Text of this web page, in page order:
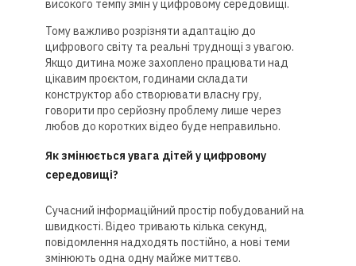
високого темпу змін у цифровому середовищі.
Тому важливо розрізняти адаптацію до
цифрового світу та реальні труднощі з увагою.
Якщо дитина може захоплено працювати над
цікавим проєктом, годинами складати
конструктор або створювати власну гру,
говорити про серйозну проблему лише через
любов до коротких відео буде неправильно.
Як змінюється увага дітей у цифровому
середовищі?
Сучасний інформаційний простір побудований на
швидкості. Відео тривають кілька секунд,
повідомлення надходять постійно, а нові теми
змінюють одна одну майже миттєво.